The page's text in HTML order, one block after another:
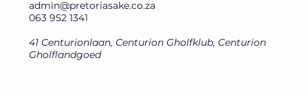
admin@pretoriasake.co.za
063 952 1341
41 Centurionlaan, Centurion Gholfklub, Centurion
Gholflandgoed